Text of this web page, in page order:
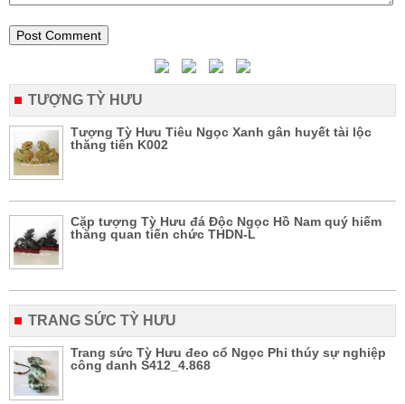
TƯỢNG TỲ HƯU
Tượng Tỳ Hưu Tiêu Ngọc Xanh gân huyết tài lộc
thăng tiến K002
Cặp tượng Tỳ Hưu đá Độc Ngọc Hồ Nam quý hiếm
thăng quan tiến chức THDN-L
TRANG SỨC TỲ HƯU
Trang sức Tỳ Hưu đeo cổ Ngọc Phỉ thúy sự nghiệp
công danh S412_4.868